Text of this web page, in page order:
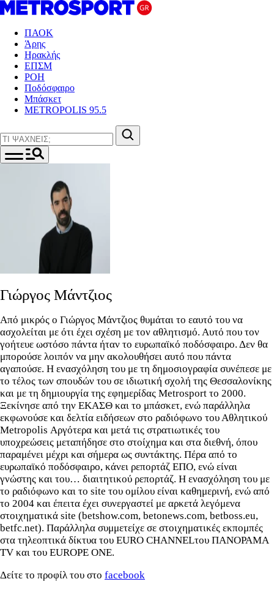
ΠΑΟΚ
Άρης
Ηρακλής
ΕΠΣΜ
ΡΟΗ
Ποδόσφαιρο
Μπάσκετ
METROPOLIS 95.5
Γιώργος Μάντζιος
Από μικρός ο Γιώργος Μάντζιος θυμάται το εαυτό του να
ασχολείται με ότι έχει σχέση με τον αθλητισμό. Αυτό που τον
γοήτευε ωστόσο πάντα ήταν το ευρωπαϊκό ποδόσφαιρο. Δεν θα
μπορούσε λοιπόν να μην ακολουθήσει αυτό που πάντα
αγαπούσε. Η ενασχόληση του με τη δημοσιογραφία συνέπεσε με
το τέλος των σπουδών του σε ιδιωτική σχολή της Θεσσαλονίκης
και με τη δημιουργία της εφημερίδας Metrosport το 2000.
Ξεκίνησε από την ΕΚΑΣΘ και το μπάσκετ, ενώ παράλληλα
εκφωνούσε και δελτία ειδήσεων στο ραδιόφωνο του Αθλητικού
Metropolis Αργότερα και μετά τις στρατιωτικές του
υποχρεώσεις μεταπήδησε στο στοίχημα και στα διεθνή, όπου
παραμένει μέχρι και σήμερα ως συντάκτης. Πέρα από το
ευρωπαϊκό ποδόσφαιρο, κάνει ρεπορτάζ ΕΠΟ, ενώ είναι
γνώστης και του… διαιτητικού ρεπορτάζ. Η ενασχόληση του με
το ραδιόφωνο και το site του ομίλου είναι καθημερινή, ενώ από
το 2004 και έπειτα έχει συνεργαστεί με αρκετά λεγόμενα
στοιχηματικά site (betshow.com, betonews.com, betboss.eu,
betfc.net). Παράλληλα συμμετείχε σε στοιχηματικές εκπομπές
στα τηλεοπτικά δίκτυα του EURO CHANNELτου ΠΑΝΟΡΑΜΑ
TV και του EUROPE ONE.
Δείτε το προφίλ του στο facebook